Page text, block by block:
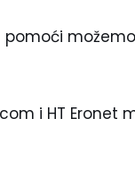
i HT Eronet